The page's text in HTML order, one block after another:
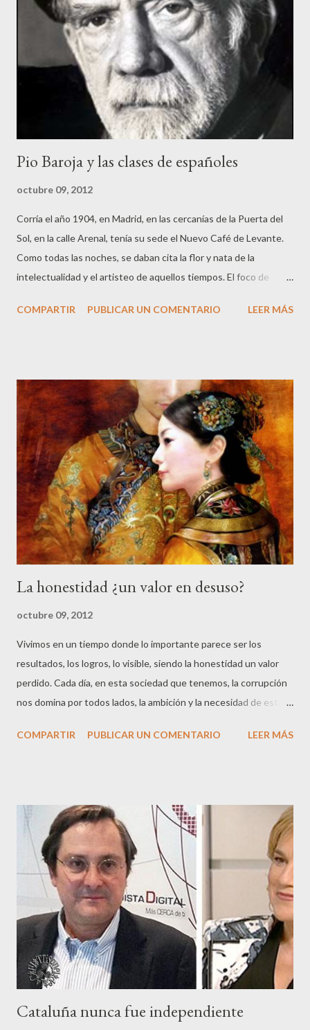
mezclando política con deporte, ante un rival, no un enemigo, en
una liga, que es española, que de momento, también es de Uds.
y ha dado siempre grandeza deportiva al F. C. B, obteniendo en
ella, más peñas fuera de Cataluña que en ella misma, más
aficionados al Barça en el resto de España, que en la comun...
Pio Baroja y las clases de españoles
octubre 09, 2012
Corría el año 1904, en Madrid, en las cercanías de la Puerta del
Sol, en la calle Arenal, tenía su sede el Nuevo Café de Levante.
Como todas las noches, se daban cita la flor y nata de la
intelectualidad y el artisteo de aquellos tiempos. El foco de
gallego Ramón María del Valle-Inclán, y en la que destacaban
relevantes que allí sucedieron, viene al caso una anécdota
acaecida en la tarde noche del 13 de mayo de 1904. Tuvo como
protagonista al escritor y médico donostiarra Pío Baroja. Sucedió
que discurriendo la tertulia por los vericuetos de discernir y
escudriñar sobre la naturaleza de los españoles y las distintas
clases que había de españoles, el insigne novelista vasco
sorprendió a todos y dijo: «La verdad es que en España hay siete
clases de es...
COMPARTIR PUBLICAR UN COMENTARIO LEER MÁS
La honestidad ¿un valor en desuso?
octubre 09, 2012
Vivimos en un tiempo donde lo importante parece ser los
resultados, los logros, lo visible, siendo la honestidad un valor
perdido. Cada día, en esta sociedad que tenemos, la corrupción
nos domina por todos lados, la ambición y la necesidad de estar
honestidad que pueda quedar en nuestro interior. Pues bien os
coronado emperador, pero de acuerdo con la ley, antes debía
casarse. Sabiendo esto, él decidió hacer una prueba entre las
muchachas de la corte para ver quién sería digna de casarse con
él. Al día siguiente, el príncipe anunció que recibiría en una
recepción especial a todas las pretendientes y les lanzaría un
desafío. Una anciana que servía desde hacía muchos años en el
palacio, cuando se enteró de la noticia sintió tristeza ...
COMPARTIR PUBLICAR UN COMENTARIO LEER MÁS
Cataluña nunca fue independiente